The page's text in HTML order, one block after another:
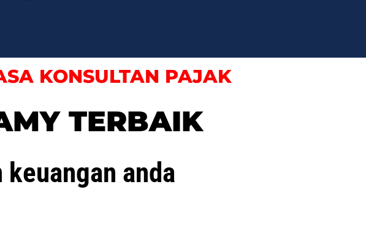
KONSULTAN PAJAK
TERBAIK
anda